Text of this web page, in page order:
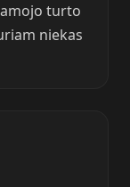
turto
niekas